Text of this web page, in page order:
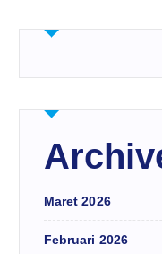
Maret 2026
Februari 2026